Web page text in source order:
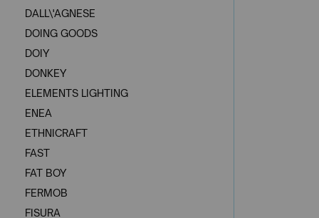
DALL\'AGNESE
DOING GOODS
DOIY
DONKEY
ELEMENTS LIGHTING
ENEA
ETHNICRAFT
FAST
FAT BOY
FERMOB
FISURA